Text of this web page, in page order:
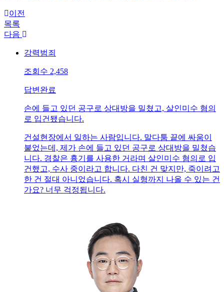
이전
목록
다음
강력범죄
조회수 2,458
답변완료
손에 들고 있던 공구로 상대방을 밀쳤고, 살인미수 혐의
로 입건됐습니다.
건설현장에서 일하는 사람입니다. 말다툼 끝에 싸움이
붙었는데, 제가 손에 들고 있던 공구로 상대방을 밀쳤습
니다. 경찰은 흉기를 사용한 거라며 살인미수 혐의로 입
건했고, 수사 중이라고 합니다. 다친 건 맞지만, 죽이려고
한 건 절대 아니었습니다. 혹시 실형까지 나올 수 있는 건
가요? 너무 걱정됩니다.